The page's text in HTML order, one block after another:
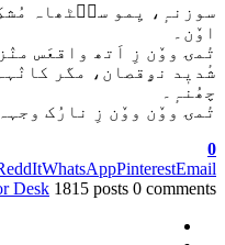
سوزنہٕ، یِمو سٮ۪ٹھاہ
اوٚن۔
شٔدیٖد نۄقصان، مگر
چھُنہٕ۔
تٔمۍ ووٚن ووٚن زِ نارُک
0
WhatsAppPinterestEmail
Desk 1815 posts 0 comments